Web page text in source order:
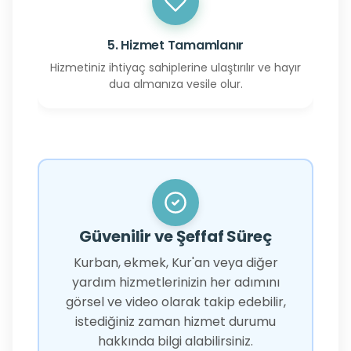
5. Hizmet Tamamlanır
Hizmetiniz ihtiyaç sahiplerine ulaştırılır ve hayır
dua almanıza vesile olur.
Güvenilir ve Şeffaf Süreç
Kurban, ekmek, Kur'an veya diğer
yardım hizmetlerinizin her adımını
görsel ve video olarak takip edebilir,
istediğiniz zaman hizmet durumu
hakkında bilgi alabilirsiniz.